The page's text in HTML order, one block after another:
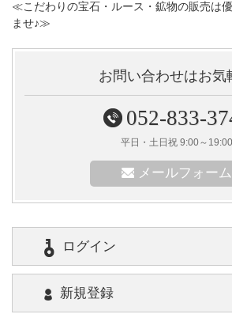
≪こだわりの宝石・ルース・鉱物の販売は
ませ♪≫
お問い合わせはお気
052-833-
平日・土日祝 9:00～19:00
メールフォーム
ログイン
新規登録